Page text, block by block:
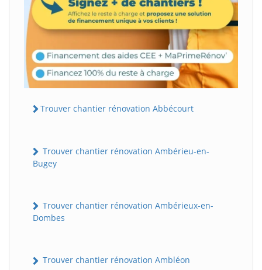
Trouver chantier rénovation Abbécourt
Trouver chantier rénovation Ambérieu-en-
Bugey
Trouver chantier rénovation Ambérieux-en-
Dombes
Trouver chantier rénovation Ambléon